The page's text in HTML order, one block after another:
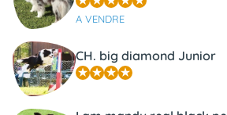
A VENDRE
CH. big diamond Junior